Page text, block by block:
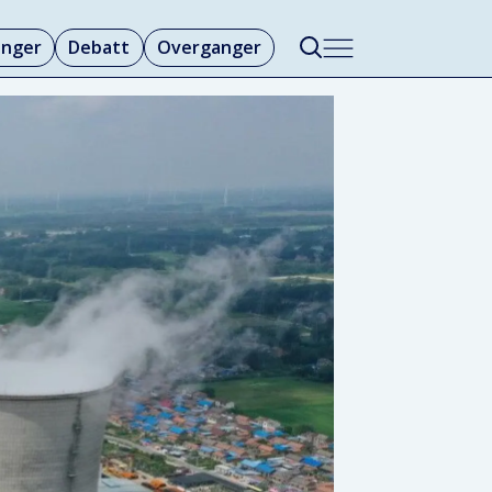
Debatt Overganger